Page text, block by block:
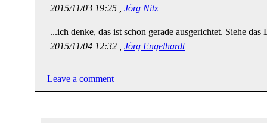
2015/11/03 19:25 , Jörg Nitz
...ich denke, das ist schon gerade ausgerichtet. Siehe
2015/11/04 12:32 , Jörg Engelhardt
Leave a comment